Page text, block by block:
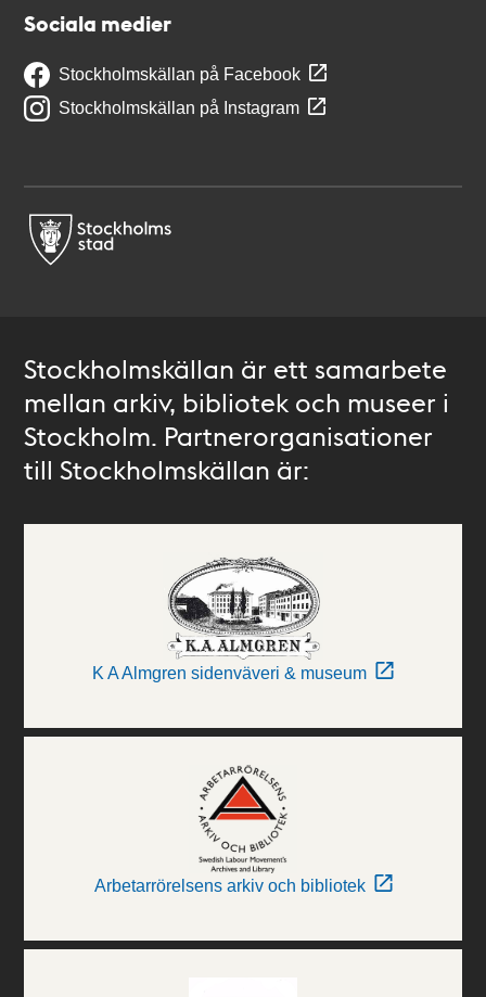
Sociala medier
Stockholmskällan på Facebook
Stockholmskällan på Instagram
Stockholmskällan är ett samarbete
mellan arkiv, bibliotek och museer i
Stockholm. Partnerorganisationer
till Stockholmskällan är:
K A Almgren sidenväveri & museum
Arbetarrörelsens arkiv och bibliotek